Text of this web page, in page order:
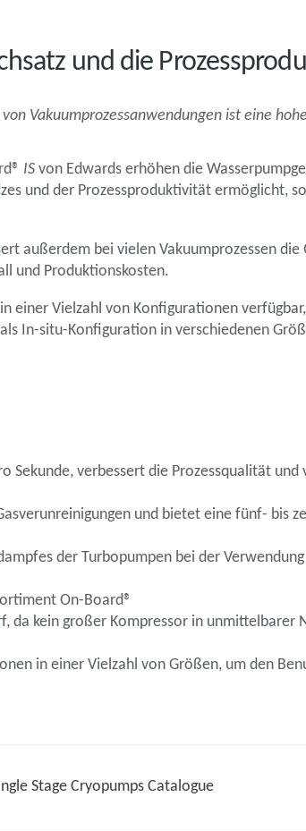
und die
Vakuumprozessanwendungen ist eine
ISvon Edwards erhöhen die
und der Prozessproduktivität ermöglicht,
außerdem bei vielen Vakuumprozessen
und Produktionskosten.
einer Vielzahl von Konfigurationen
In-situ-Konfiguration in verschiedenen
Sekunde, verbessert die Prozessqualität
und bietet eine fünf- bis
der Turbopumpen bei der
On-Board®
da kein großer Kompressor in
in einer Vielzahl von Größen, um den
Stage Cryopumps Catalogue